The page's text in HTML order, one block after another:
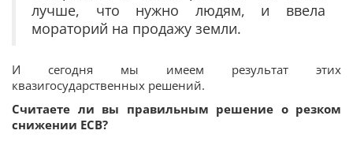
лучше, что нужно людям, и ввела
мораторий на продажу земли.
И сегодня мы имеем результат этих
квазигосударственных решений.
Считаете ли вы правильным решение о резком
снижении ЕСВ?